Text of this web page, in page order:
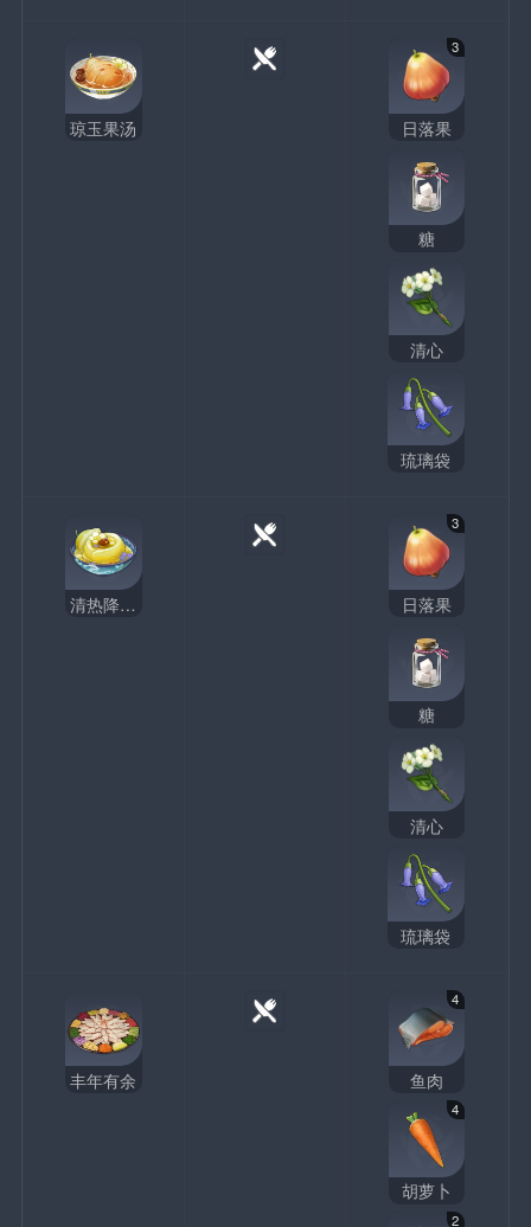
琼玉果汤
3
日落果
糖
清心
琉璃袋
清热降火汤
3
日落果
糖
清心
琉璃袋
丰年有余
4
鱼肉
4
胡萝卜
2